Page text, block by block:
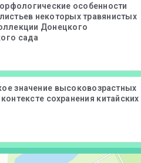
особенности
некоторых травянистых
Донецкого
сада
значение высоковозрастных
сохранения китайских